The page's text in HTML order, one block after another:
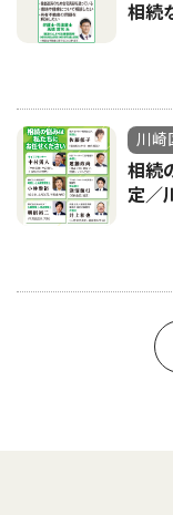
相続
川崎
相続
定／